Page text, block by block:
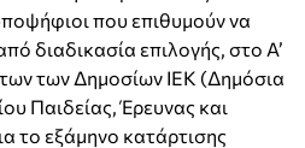
που επιθυμούν να
διαδικασία επιλογής, στο Α’
των Δημοσίων ΙΕΚ (Δημόσια
Παιδείας, Έρευνας και
το εξάμηνο κατάρτισης